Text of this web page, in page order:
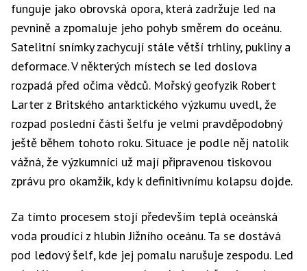
funguje jako obrovská opora, která zadržuje led na
pevnině a zpomaluje jeho pohyb směrem do oceánu.
Satelitní snímky zachycují stále větší trhliny, pukliny a
deformace. V některých místech se led doslova
rozpadá před očima vědců. Mořský geofyzik Robert
Larter z Britského antarktického výzkumu uvedl, že
rozpad poslední části šelfu je velmi pravděpodobný
ještě během tohoto roku. Situace je podle něj natolik
vážná, že výzkumníci už mají připravenou tiskovou
zprávu pro okamžik, kdy k definitivnímu kolapsu dojde.
Za tímto procesem stojí především teplá oceánská
voda proudící z hlubin Jižního oceánu. Ta se dostává
pod ledový šelf, kde jej pomalu narušuje zespodu. Led